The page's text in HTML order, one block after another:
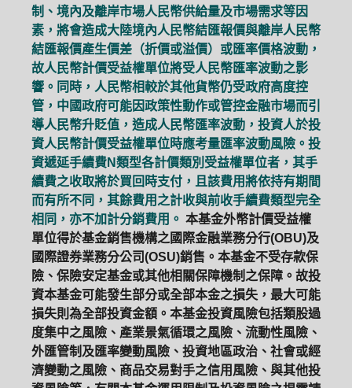
制、境內及離岸市場人民幣供給量及市場需求等因
素，將會造成大陸境內人民幣結匯報價與離岸人民幣
結匯報價產生價差（折價或溢價）或匯率價格波動，
故人民幣計價受益權單位將受人民幣匯率波動之影
響。同時，人民幣相較於其他貨幣仍受政府高度控
管，中國政府可能因政策性動作或管控金融市場而引
導人民幣升貶值，造成人民幣匯率波動，投資人於投
資人民幣計價受益權單位時應考量匯率波動風險。投
資遞延手續費N類型各計價類別受益權單位者，其手
續費之收取將於買回時支付，且該費用將依持有期間
而有所不同，其餘費用之計收與前收手續費類型完全
相同，亦不加計分銷費用。 本基金外幣計價受益權
單位得於基金銷售機構之國際金融業務分行(OBU)及
國際證券業務分公司(OSU)銷售。本基金不受存款保
險、保險安定基金或其他相關保障機制之保障。故投
資本基金可能發生部分或全部本金之損失，最大可能
損失則為全部投資金額。本基金投資風險包括類股過
度集中之風險、產業景氣循環之風險、流動性風險、
外匯管制及匯率變動風險、投資地區政治、社會或經
濟變動之風險、商品交易對手之信用風險、與其他投